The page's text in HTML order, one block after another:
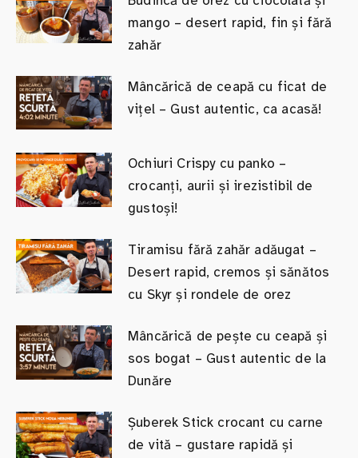
mango – desert rapid, fin și fără
zahăr
Mâncărică de ceapă cu ficat de
vițel – Gust autentic, ca acasă!
Ochiuri Crispy cu panko –
crocanți, aurii și irezistibil de
gustoși!
Tiramisu fără zahăr adăugat –
Desert rapid, cremos și sănătos
cu Skyr și rondele de orez
Mâncărică de pește cu ceapă și
sos bogat – Gust autentic de la
Dunăre
Șuberek Stick crocant cu carne
de vită – gustare rapidă și